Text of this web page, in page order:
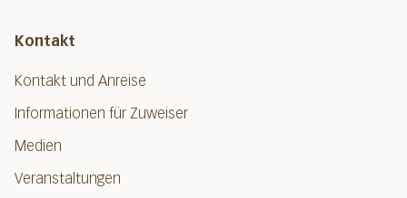
Kontakt
Kontakt und Anreise
Informationen für Zuweiser
Medien
Veranstaltungen